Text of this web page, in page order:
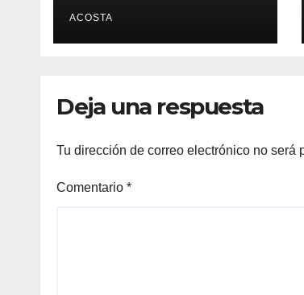
ACOSTA
Deja una respuesta
Tu dirección de correo electrónico no será
Comentario *